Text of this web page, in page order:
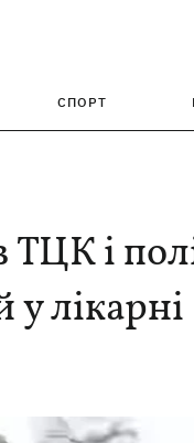
СПОРТ
і
лікарні